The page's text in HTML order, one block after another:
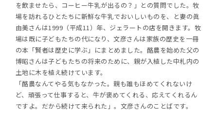
を飲ませたら、コーヒー牛乳が出るの？」との質問でした。牧
場を訪れるひとたちに新鮮な牛乳でおいしいものを、と妻の眞
由美さんは1999（平成11）年、ジェラートの店を開きます。牧
場は既に子どもたちの代になり、文彦さんは家族の歴史を一冊
の本「賢者は歴史に学ぶ」にまとめました。酪農を始めた父の
博昭さんは子どもたちの将来のために、親が入植した中札内の
土地に木を植え続けています。
「酪農なんてやる気もなかった。親も誰もほめてくれないけ
ど、頑張って仕事すると、牛が褒めてくれる、応えてくれるん
ですよ。だから続けて来られた」。文彦さんのことばです。